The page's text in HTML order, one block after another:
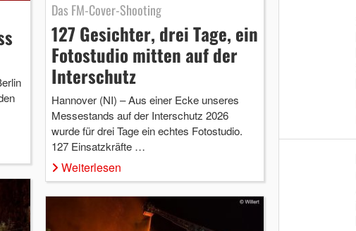
Das FM-Cover-Shooting
127 Gesichter, drei Tage, ein
Fotostudio mitten auf der
Interschutz
Hannover (NI) – Aus einer Ecke unseres
Messestands auf der Interschutz 2026
wurde für drei Tage ein echtes Fotostudio.
127 Einsatzkräfte …
Weiterlesen